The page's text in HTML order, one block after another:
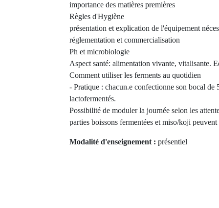
importance des matières premières
Règles d'Hygiène
présentation et explication de l'équipement
réglementation et commercialisation
Ph et microbiologie
Aspect santé: alimentation vivante, vitalisante.
Comment utiliser les ferments au quotidien
- Pratique : chacun.e confectionne son bocal de
lactofermentés.
Possibilité de moduler la journée selon les
parties boissons fermentées et miso/koji
Modalité d'enseignement : présentiel